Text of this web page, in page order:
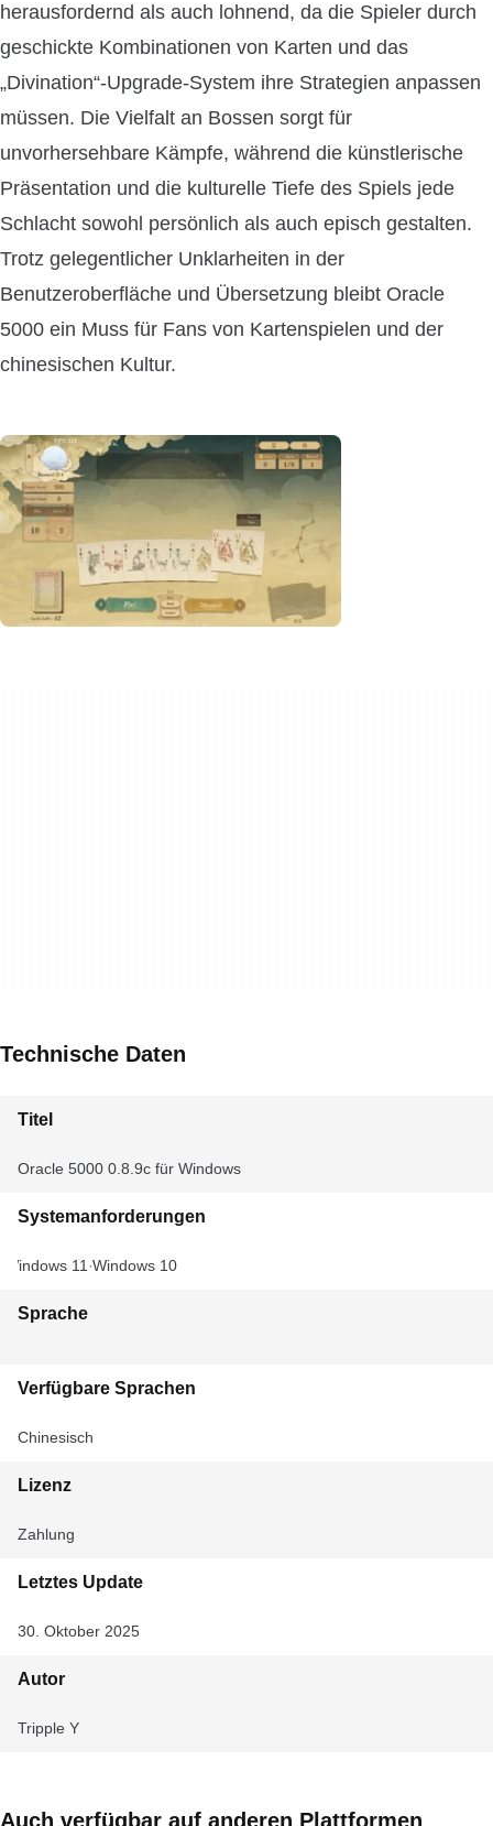
herausfordernd als auch lohnend, da die Spieler durch
geschickte Kombinationen von Karten und das
„Divination“-Upgrade-System ihre Strategien anpassen
müssen. Die Vielfalt an Bossen sorgt für
unvorhersehbare Kämpfe, während die künstlerische
Präsentation und die kulturelle Tiefe des Spiels jede
Schlacht sowohl persönlich als auch episch gestalten.
Trotz gelegentlicher Unklarheiten in der
Benutzeroberfläche und Übersetzung bleibt Oracle
5000 ein Muss für Fans von Kartenspielen und der
chinesischen Kultur.
Technische Daten
Titel
Oracle 5000 0.8.9c für Windows
Systemanforderungen
Windows 11 Windows 10
Sprache
Verfügbare Sprachen
Chinesisch
Lizenz
Zahlung
Letztes Update
30. Oktober 2025
Autor
Tripple Y
Auch verfügbar auf anderen Plattformen